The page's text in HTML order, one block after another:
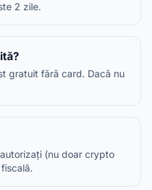
2 zile.
gratuit fără card. Dacă nu
(nu doar crypto